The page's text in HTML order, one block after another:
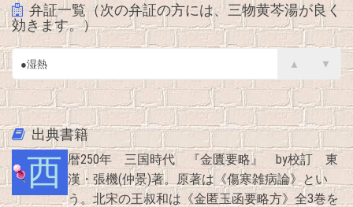
弁証一覧（次の弁証の方には、三物黄芩湯が良く
効きます。）
●陰虚火旺
●湿熱
▲ ▼
出典書籍
西暦250年 三国時代 『金匱要略』 by校訂 東 漢・張機(仲景)著。原著は《傷寒雑病論》とい
う。北宋の王叔和は《金匿玉函要略方》全3巻を